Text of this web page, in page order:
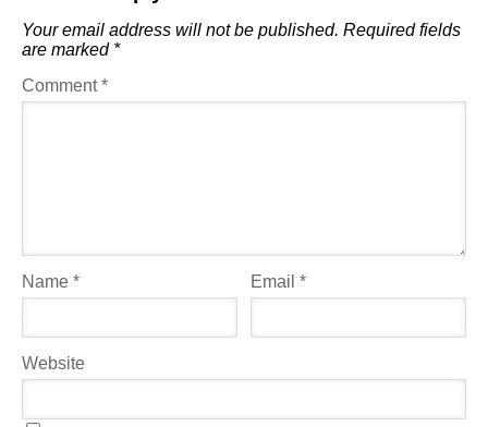
Your email address will not be published. Required fields
are marked *
Comment*
Name * Email*
Website